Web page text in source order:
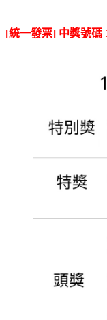
[統一發票] 中獎號碼